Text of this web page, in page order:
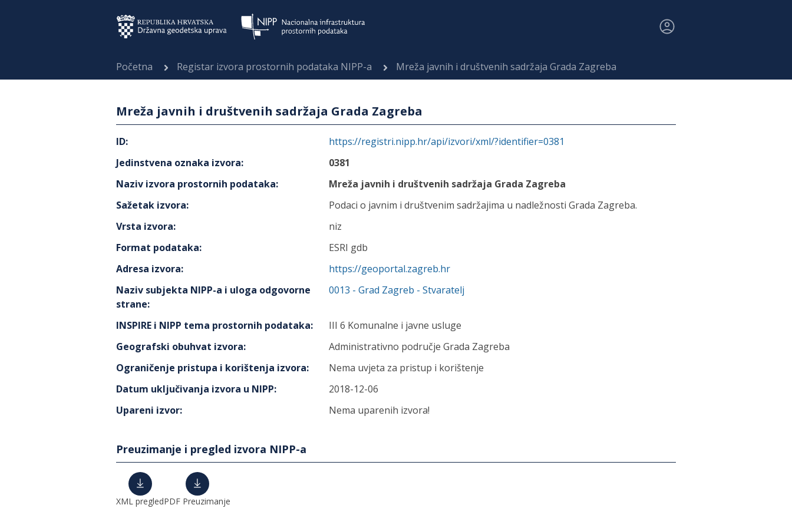
Početna Registar izvora prostornih podataka NIPP-a Mreža javnih i društvenih sadržaja Grada Zagreba
Mreža javnih i društvenih sadržaja Grada Zagreba
ID:
https://registri.nipp.hr/api/izvori/xml/?identifier=0381
Jedinstvena oznaka izvora:
0381
Naziv izvora prostornih podataka:
Mreža javnih i društvenih sadržaja Grada Zagreba
Sažetak izvora:
Podaci o javnim i društvenim sadržajima u nadležnosti Grada Zagreba.
Vrsta izvora:
niz
Format podataka:
ESRI gdb
Adresa izvora:
https://geoportal.zagreb.hr
Naziv subjekta NIPP-a i uloga odgovorne
strane:
0013 - Grad Zagreb - Stvaratelj
INSPIRE i NIPP tema prostornih podataka:
III 6 Komunalne i javne usluge
Geografski obuhvat izvora:
Administrativno područje Grada Zagreba
Ograničenje pristupa i korištenja izvora:
Nema uvjeta za pristup i korištenje
Datum uključivanja izvora u NIPP:
2018-12-06
Upareni izvor: Nema uparenih izvora!
Preuzimanje i pregled izvora NIPP-a
XML pregledPDF Preuzimanje